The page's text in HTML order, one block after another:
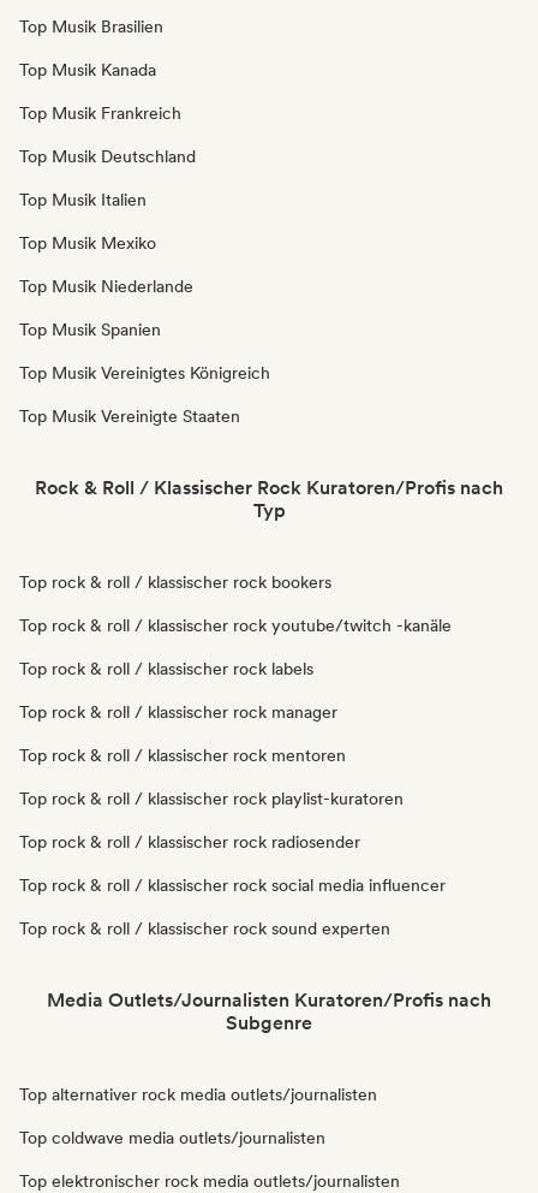
Top Musik Brasilien
Top Musik Kanada
Top Musik Frankreich
Top Musik Deutschland
Top Musik Italien
Top Musik Mexiko
Top Musik Niederlande
Top Musik Spanien
Top Musik Vereinigtes Königreich
Top Musik Vereinigte Staaten
Rock & Roll / Klassischer Rock Kuratoren/Profis nach
Typ
Top rock & roll / klassischer rock bookers
Top rock & roll / klassischer rock youtube/twitch -kanäle
Top rock & roll / klassischer rock labels
Top rock & roll / klassischer rock manager
Top rock & roll / klassischer rock mentoren
Top rock & roll / klassischer rock playlist-kuratoren
Top rock & roll / klassischer rock radiosender
Top rock & roll / klassischer rock social media influencer
Top rock & roll / klassischer rock sound experten
Media Outlets/Journalisten Kuratoren/Profis nach
Subgenre
Top alternativer rock media outlets/journalisten
Top coldwave media outlets/journalisten
Top elektronischer rock media outlets/journalisten